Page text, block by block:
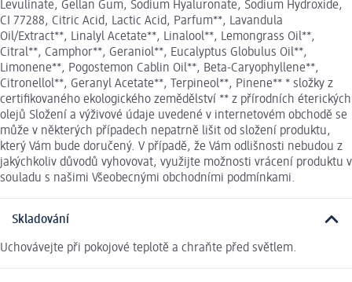
Levulinate, Gellan Gum, Sodium Hyaluronate, Sodium Hydroxide,
CI 77288, Citric Acid, Lactic Acid, Parfum**, Lavandula
Oil/Extract**, Linalyl Acetate**, Linalool**, Lemongrass Oil**,
Citral**, Camphor**, Geraniol**, Eucalyptus Globulus Oil**,
Limonene**, Pogostemon Cablin Oil**, Beta-Caryophyllene**,
Citronellol**, Geranyl Acetate**, Terpineol**, Pinene** * složky z
certifikovaného ekologického zemědělství ** z přírodních éterických
olejů Složení a výživové údaje uvedené v internetovém obchodě se
může v některých případech nepatrně lišit od složení produktu,
který Vám bude doručený. V případě, že Vám odlišnosti nebudou z
jakýchkoliv důvodů vyhovovat, využijte možnosti vrácení produktu v
souladu s našimi Všeobecnými obchodními podmínkami.
Skladování
Uchovávejte při pokojové teplotě a chraňte před světlem.